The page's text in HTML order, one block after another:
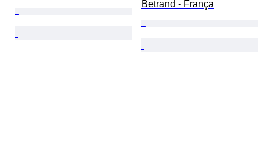
Betrand - França